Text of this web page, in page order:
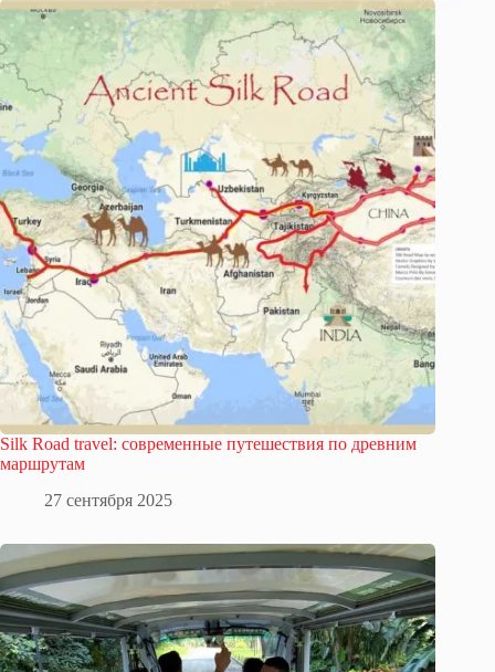
Silk Road travel: современные путешествия по древним
маршрутам
27 сентября 2025